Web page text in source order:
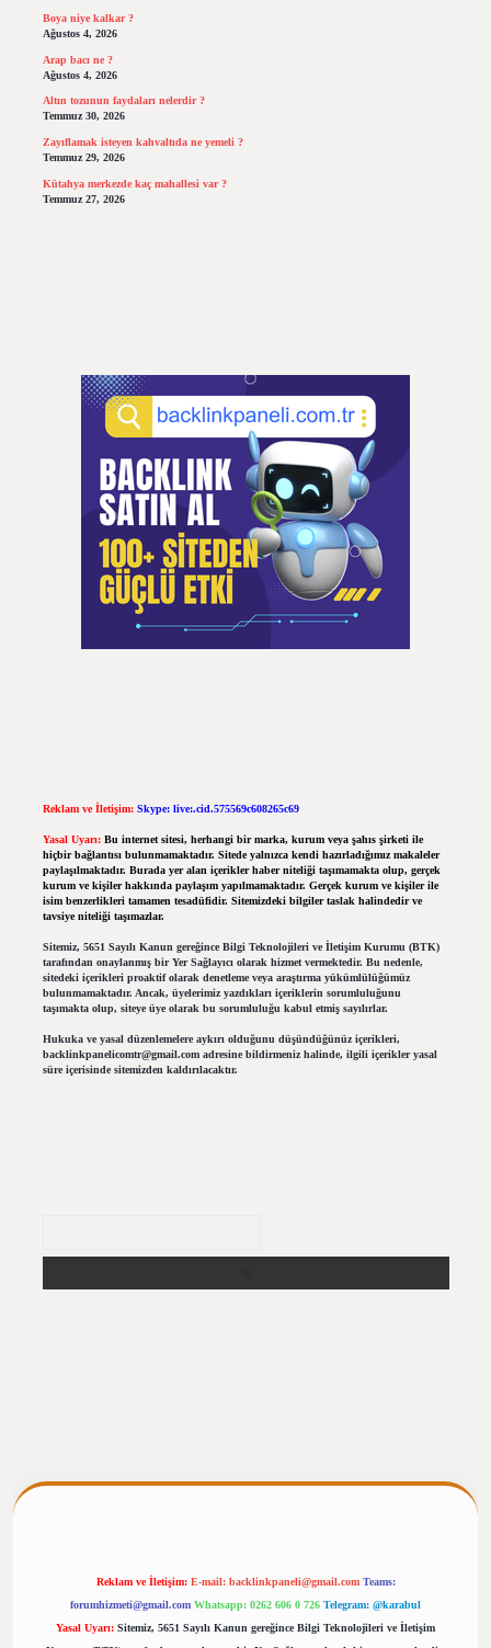
Boya niye kalkar ?
Ağustos 4, 2026
Arap bacı ne ?
Ağustos 4, 2026
Altın tozunun faydaları nelerdir ?
Temmuz 30, 2026
Zayıflamak isteyen kahvaltıda ne yemeli ?
Temmuz 29, 2026
Kütahya merkezde kaç mahallesi var ?
Temmuz 27, 2026
Reklam ve İletişim: Skype: live:.cid.575569c608265c69
Yasal Uyarı: Bu internet sitesi, herhangi bir marka, kurum veya şahıs şirketi ile
hiçbir bağlantısı bulunmamaktadır. Sitede yalnızca kendi hazırladığımız makaleler
paylaşılmaktadır. Burada yer alan içerikler haber niteliği taşımamakta olup, gerçek
kurum ve kişiler hakkında paylaşım yapılmamaktadır. Gerçek kurum ve kişiler ile
isim benzerlikleri tamamen tesadüfidir. Sitemizdeki bilgiler taslak halindedir ve
tavsiye niteliği taşımazlar.
Sitemiz, 5651 Sayılı Kanun gereğince Bilgi Teknolojileri ve İletişim Kurumu (BTK)
tarafından onaylanmış bir Yer Sağlayıcı olarak hizmet vermektedir. Bu nedenle,
sitedeki içerikleri proaktif olarak denetleme veya araştırma yükümlülüğümüz
bulunmamaktadır. Ancak, üyelerimiz yazdıkları içeriklerin sorumluluğunu
taşımakta olup, siteye üye olarak bu sorumluluğu kabul etmiş sayılırlar.
Hukuka ve yasal düzenlemelere aykırı olduğunu düşündüğünüz içerikleri,
backlinkpanelicomtr@gmail.comadresine bildirmeniz halinde, ilgili içerikler yasal
süre içerisinde sitemizden kaldırılacaktır.
Reklam ve İletişim: E-mail: backlinkpaneli@gmail.com Teams:
forumhizmeti@gmail.com Whatsapp: 0262 606 0 726 Telegram: @karabul
Yasal Uyarı: Sitemiz, 5651 Sayılı Kanun gereğince Bilgi Teknolojileri ve İletişim